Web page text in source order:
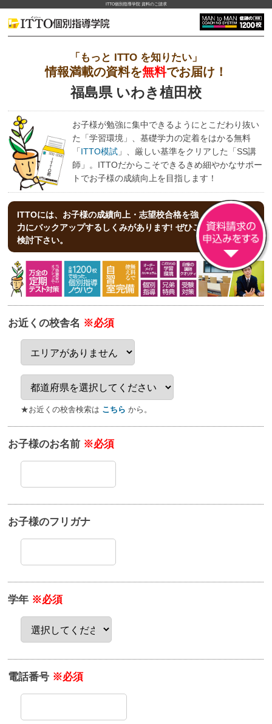
ITTO個別指導学院 資料のご請求
「もっと ITTO を知りたい」
情報満載の資料を無料でお届け！
福島県 いわき植田校
お子様が勉強に集中できるようにとこだわり抜い
た「学習環境」、基礎学力の定着をはかる無料
「ITTO模試」、厳しい基準をクリアした「SS講
師」。ITTOだからこそできるきめ細やかなサポー
トでお子様の成績向上を目指します！
ITTOには、お子様の成績向上・志望校合格を強
力にバックアップする しくみがあります! ぜひご
検討下さい。
お近くの校舎名 ※必須
★お近くの校舎検索は こちら から。
お子様のお名前 ※必須
お子様のフリガナ
学年 ※必須
電話番号 ※必須